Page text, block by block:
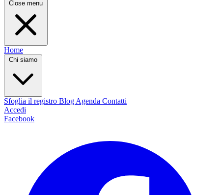
Close menu
Home
Chi siamo
Sfoglia il registro Blog Agenda Contatti
Accedi
Facebook